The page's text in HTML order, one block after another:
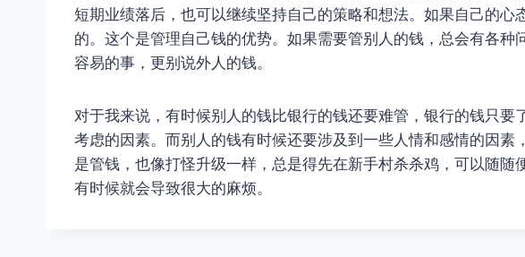
短期业绩落后，也可以继续坚持自己的策略和想法。如果自己的心
的。这个是管理自己钱的优势。如果需要管别人的钱，总会有各种
容易的事，更别说外人的钱。
对于我来说，有时候别人的钱比银行的钱还要难管，银行的钱只要
考虑的因素。而别人的钱有时候还要涉及到一些人情和感情的因素
是管钱，也像打怪升级一样，总是得先在新手村杀杀鸡，可以随随
有时候就会导致很大的麻烦。